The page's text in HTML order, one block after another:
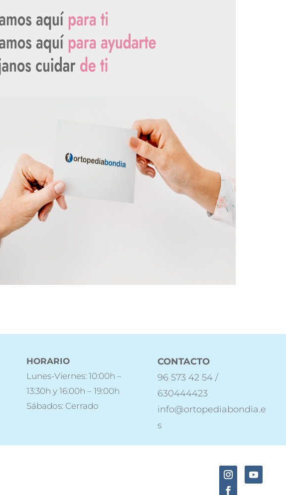
HORARIO
Lunes-Viernes: 10:00h –
13:30h y 16:00h – 19:00h
Sábados: Cerrado
CONTACTO
96 573 42 54 /
630444423
info@ortopediabondia.e
s